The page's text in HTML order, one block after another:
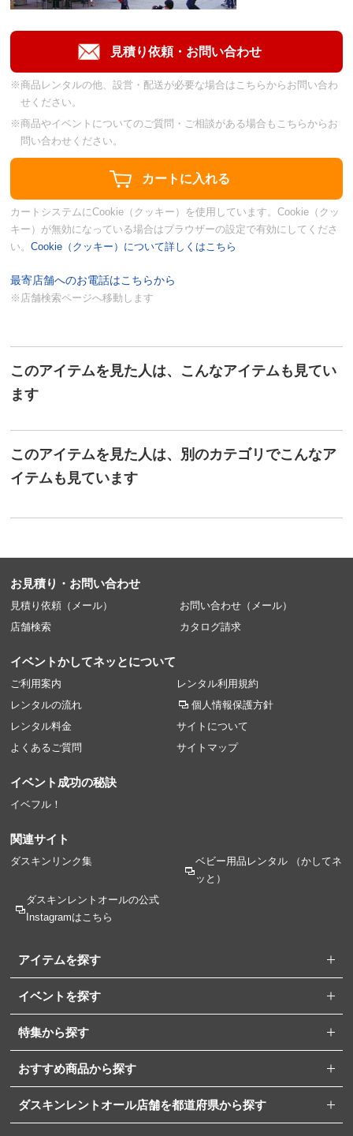
※商品レンタルの他、設営・配送が必要な場合はこちらからお問い合わ
せください。
※商品やイベントについてのご質問・ご相談がある場合もこちらからお
問い合わせください。
カートシステムにCookie（クッキー）を使用しています。Cookie（クッ
キー）が無効になっている場合はブラウザーの設定で有効にしてくださ
い。Cookie（クッキー）について詳しくはこちら
最寄店舗へのお電話はこちらから
※店舗検索ページへ移動します
このアイテムを見た人は、こんなアイテムも見てい
ます
このアイテムを見た人は、別のカテゴリでこんなア
イテムも見ています
お見積り・お問い合わせ
見積り依頼（メール）
お問い合わせ（メール）
店舗検索
カタログ請求
イベントかしてネッとについて
ご利用案内
レンタルの流れ
レンタル料金
よくあるご質問
レンタル利用規約
個人情報保護方針
サイトについて
サイトマップ
イベント成功の秘訣
イベフル！
関連サイト
ダスキンリンク集 ベビー用品レンタル（かしてネ
ッと）
ダスキンレントオールの公式
Instagramはこちら
アイテムを探す
イベントを探す
特集から探す
おすすめ商品から探す
ダスキンレントオール店舗を都道府県から探す